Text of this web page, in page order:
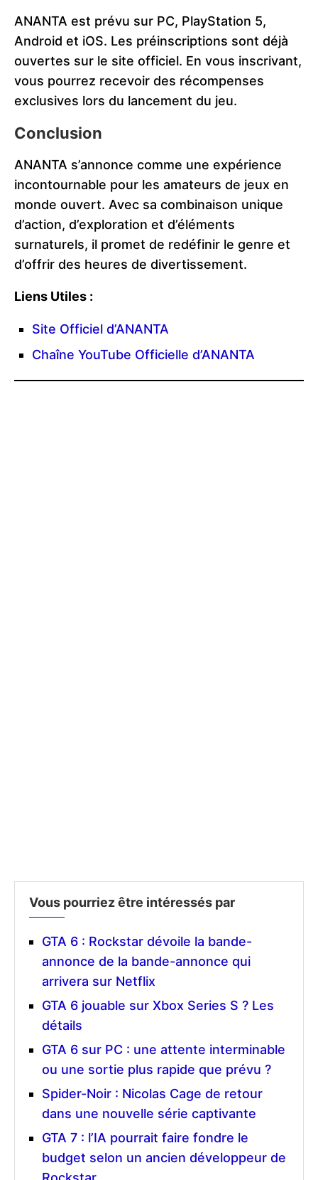
ANANTA est prévu sur PC, PlayStation 5,
Android et iOS. Les préinscriptions sont déjà
ouvertes sur le site officiel. En vous inscrivant,
vous pourrez recevoir des récompenses
exclusives lors du lancement du jeu.
Conclusion
ANANTA s’annonce comme une expérience
incontournable pour les amateurs de jeux en
monde ouvert. Avec sa combinaison unique
d’action, d’exploration et d’éléments
surnaturels, il promet de redéfinir le genre et
d’offrir des heures de divertissement.
Liens Utiles :
Site Officiel d’ANANTA
Chaîne YouTube Officielle d’ANANTA
Vous pourriez être intéressés par
GTA 6 : Rockstar dévoile la bande-
annonce de la bande-annonce qui
arrivera sur Netflix
GTA 6 jouable sur Xbox Series S ? Les
détails
GTA 6 sur PC : une attente interminable
ou une sortie plus rapide que prévu ?
Spider-Noir : Nicolas Cage de retour
dans une nouvelle série captivante
GTA 7 : l’IA pourrait faire fondre le
budget selon un ancien développeur de